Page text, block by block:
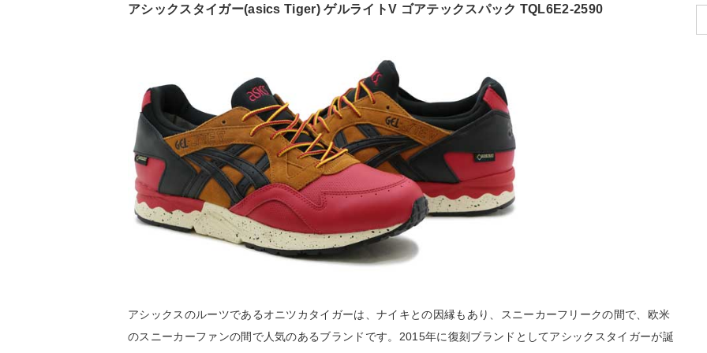
アシックスタイガー(asics Tiger) ゲルライトV ゴアテックスパック TQL6E2-2590
アシックスのルーツであるオニツカタイガーは、ナイキとの因縁もあり、スニーカーフリークの間で、欧米
のスニーカーファンの間で人気のあるブランドです。2015年に復刻ブランドとしてアシックスタイガーが誕